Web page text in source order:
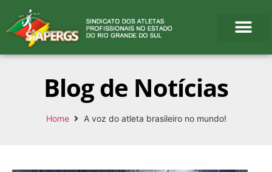
Blog de Notícias
Home A voz do atleta brasileiro no mundo!